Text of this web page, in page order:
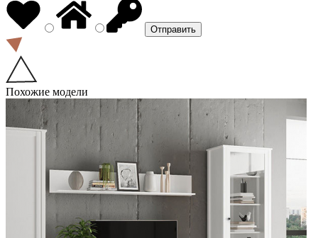
Похожие модели